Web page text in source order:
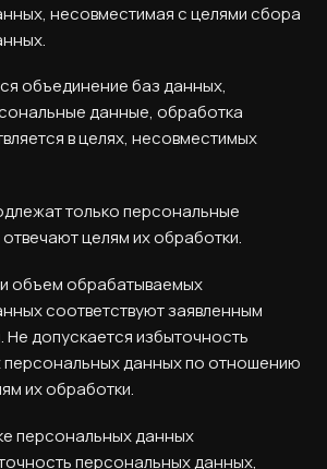
несовместимая с целями сбора
объединение баз данных,
данные, обработка
в целях, несовместимых
только персональные
целям их обработки.
объем обрабатываемых
соответствуют заявленным
Не допускается избыточность
данных по отношению
их обработки.
персональных данных
персональных данных,